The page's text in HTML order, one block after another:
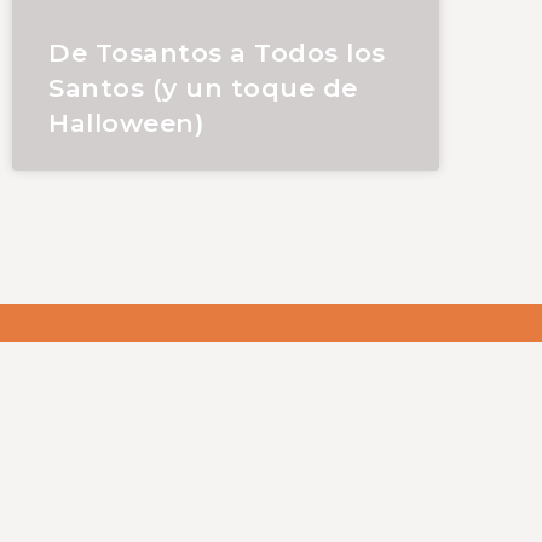
De Tosantos a Todos los
Santos (y un toque de
Halloween)